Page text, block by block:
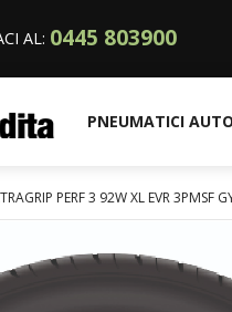
AL: 0445 803900
PNEUMATICI AUTO
PERF 3 92W XL EVR 3PMSF